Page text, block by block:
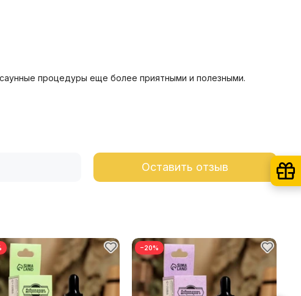
процедуры еще более приятными и полезными.
Оставить отзыв
−20%